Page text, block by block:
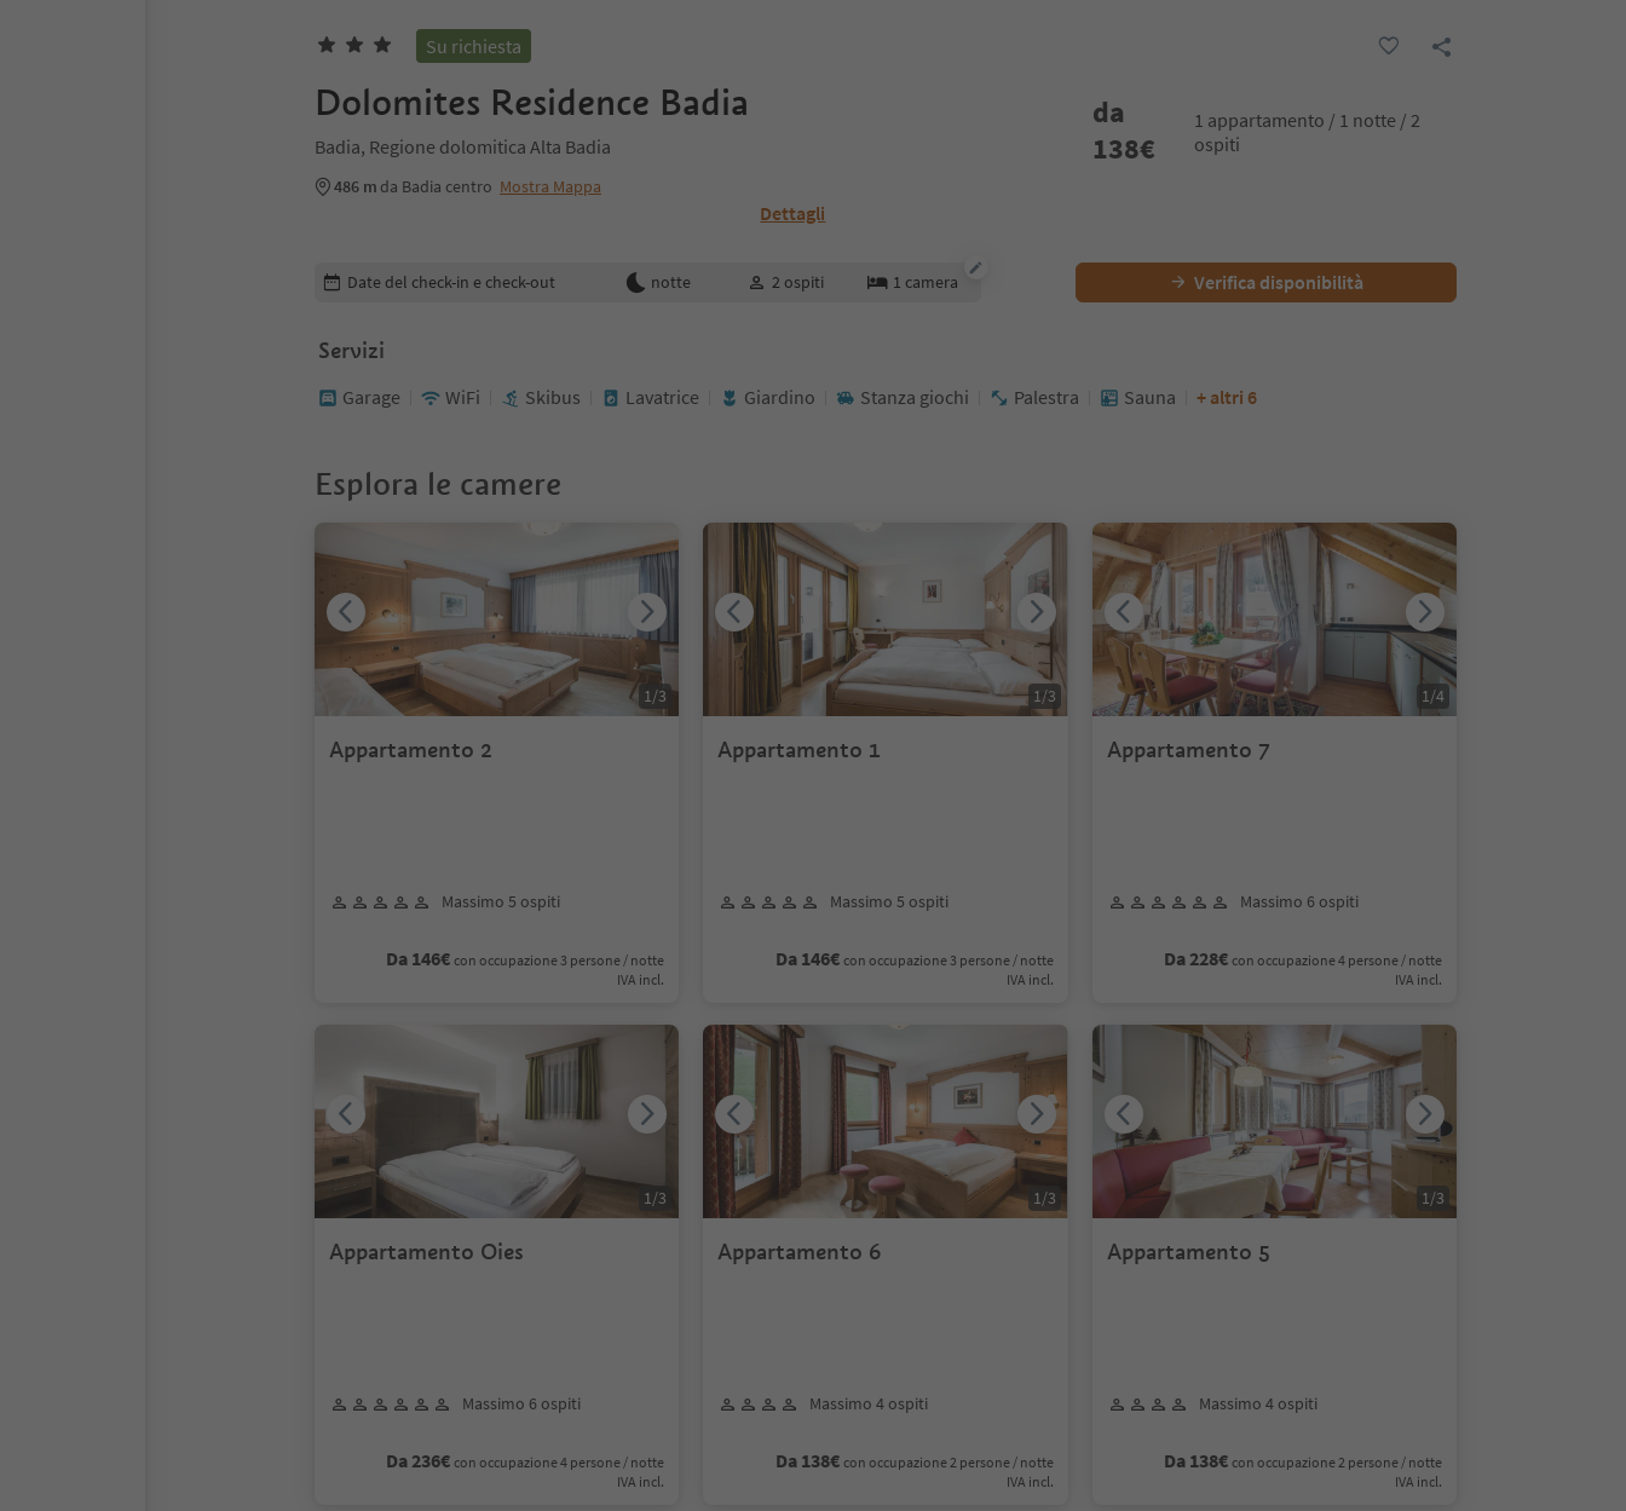
Su richiesta
Dolomites Residence Badia
Badia, Regione dolomitica Alta Badia
486 m da Badia centro Mostra Mappa
Dettagli
da
138€
1 appartamento / 1 notte / 2
ospiti
Modifica i dettagli della prenotazione
Date del check-in e check-out notte 2 ospiti 1 camera Verifica disponibilità
Servizi
Garage WiFi Skibus Lavatrice Giardino Stanza giochi Palestra Sauna + altri 6
Esplora le camere
Appartamento 2
Massimo 5 ospiti
Da 146€ con occupazione 3 persone / notte
IVA incl.
1/3
Appartamento 1
Massimo 5 ospiti
Da 146€ con occupazione 3 persone / notte
IVA incl.
1/3
Appartamento 7
Massimo 6 ospiti
Da 228€ con occupazione 4 persone / notte
IVA incl.
1/4
Appartamento Oies
Massimo 6 ospiti
Da 236€ con occupazione 4 persone / notte
IVA incl.
1/3
Appartamento 6
Massimo 4 ospiti
Da 138€ con occupazione 2 persone / notte
IVA incl.
1/3
Appartamento 5
Massimo 4 ospiti
Da 138€ con occupazione 2 persone / notte
IVA incl.
1/3